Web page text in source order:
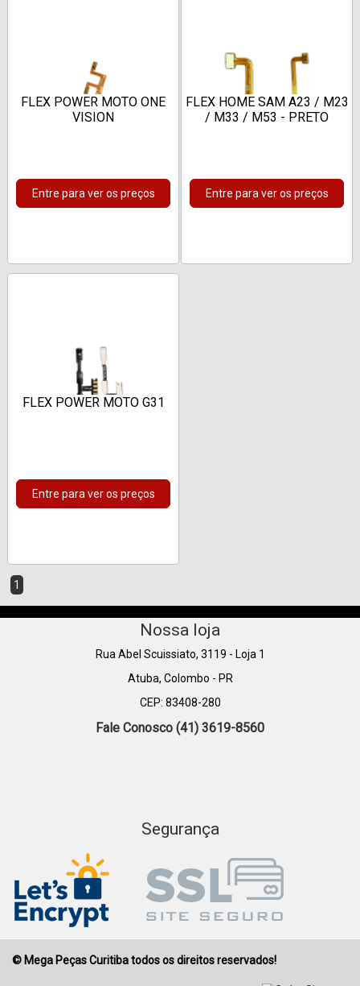
FLEX POWER MOTO ONE
VISION
Entre para ver os preços
FLEX HOME SAM A23 / M23
/ M33 / M53 - PRETO
Entre para ver os preços
FLEX POWER MOTO G31
Entre para ver os preços
1
Nossa loja
Rua Abel Scuissiato, 3119 - Loja 1
Atuba, Colombo - PR
CEP: 83408-280
Fale Conosco (41) 3619-8560
Segurança
© Mega Peças Curitiba todos os direitos reservados!